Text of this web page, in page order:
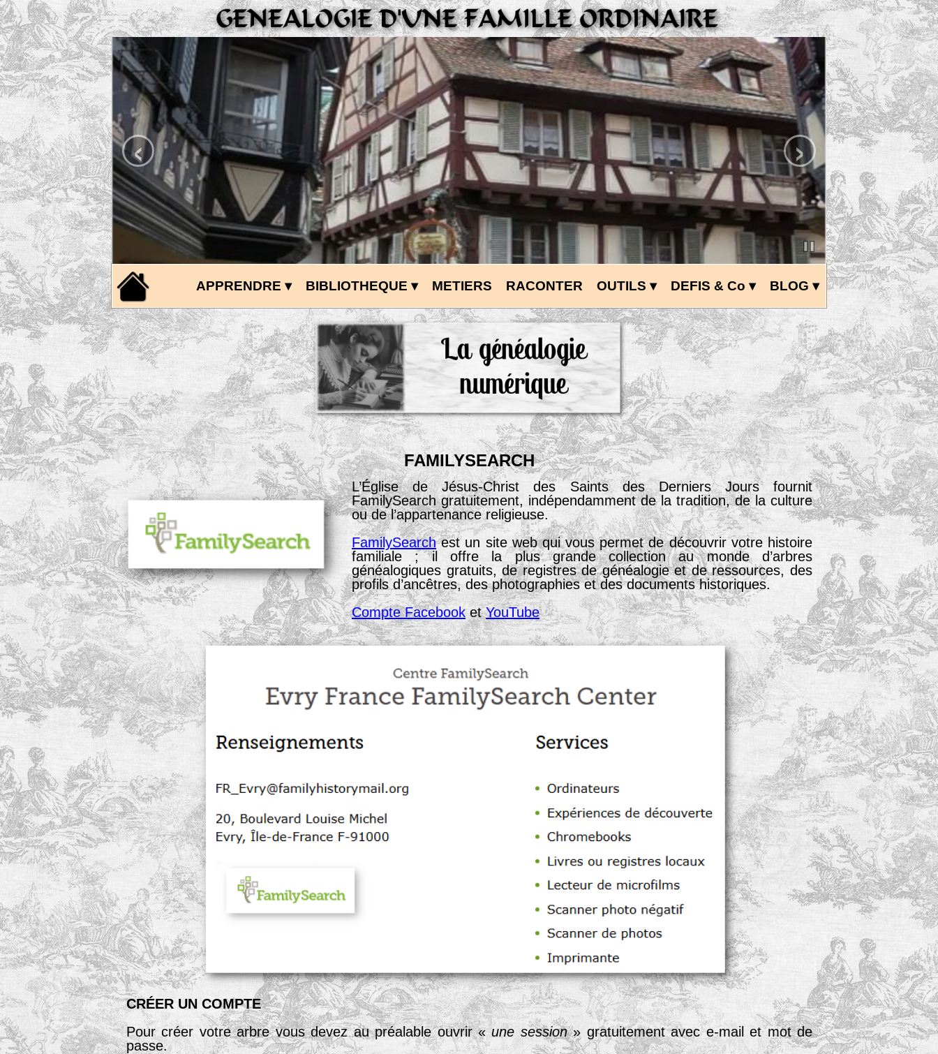
APPRENDRE ▾ BIBLIOTHEQUE ▾ METIERS RACONTER OUTILS ▾ DEFIS & Co ▾ BLOG ▾
‹ ›
FAMILYSEARCH
L’Église de Jésus-Christ des Saints des Derniers Jours fournit
FamilySearch gratuitement, indépendamment de la tradition, de la culture
ou de l’appartenance religieuse.
FamilySearchest un site web qui vous permet de découvrir votre histoire
familiale ; il offre la plus grande collection au monde d’arbres
généalogiques gratuits, de registres de généalogie et de ressources, des
profils d’ancêtres, des photographies et des documents historiques.
Compte FacebooketYouTube
CRÉER UN COMPTE
Pour créer votre arbre vous devez au préalable ouvrir «une session» gratuitement avec e-mail et mot de
passe.